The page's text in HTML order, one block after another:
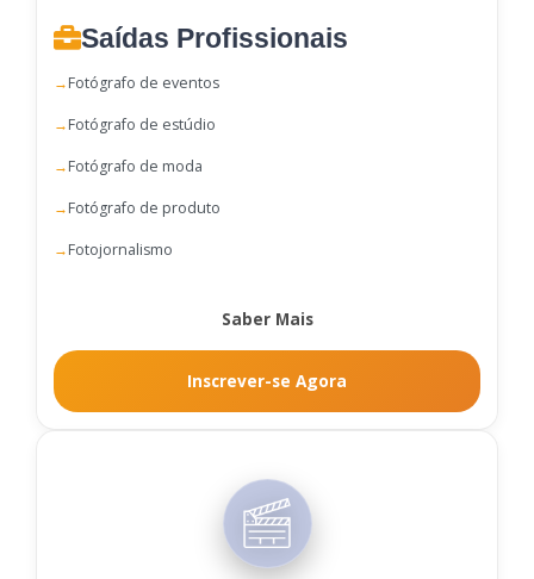
Saídas Profissionais
Fotógrafo de eventos
Fotógrafo de estúdio
Fotógrafo de moda
Fotógrafo de produto
Fotojornalismo
Saber Mais
Inscrever-se Agora